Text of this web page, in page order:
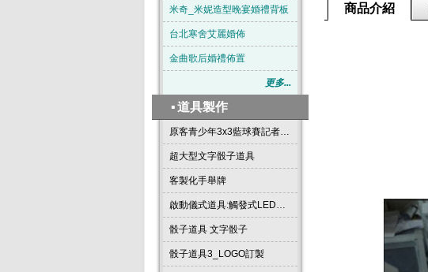
米奇_米妮造型晚宴婚禮背板
台北寒舍艾麗婚佈
金曲歌后婚禮佈置
更多...
▪道具製作
原客青少年3x3藍球賽記者會啟動道具
超大型文字骰子道具
客製化手舉牌
啟動儀式道具:觸發式LED發光燈條字板
骰子道具 文字骰子
骰子道具3_LOGO訂製
商品介紹